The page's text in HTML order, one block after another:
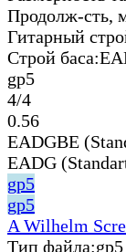
Продолж-сть,
Гитарный
Строй баса:
gp5
4/4
0.56
EADGBE
EADG
gp5
gp5
A Wilhelm
Тип файла:gp5